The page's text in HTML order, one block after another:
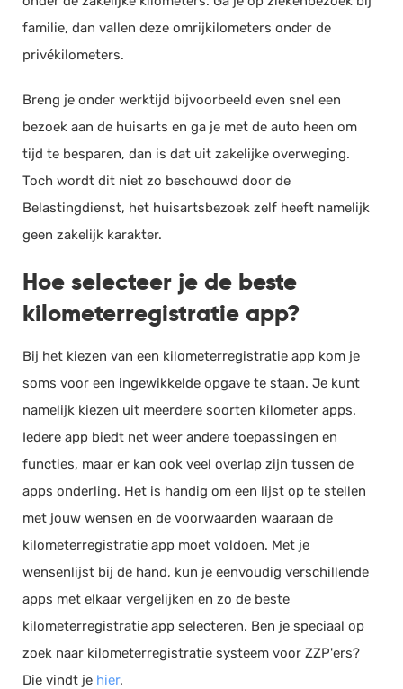
familie, dan vallen deze omrijkilometers onder de
privékilometers.
Breng je onder werktijd bijvoorbeeld even snel een
bezoek aan de huisarts en ga je met de auto heen om
tijd te besparen, dan is dat uit zakelijke overweging.
Toch wordt dit niet zo beschouwd door de
Belastingdienst, het huisartsbezoek zelf heeft namelijk
geen zakelijk karakter.
Hoe selecteer je de beste
kilometerregistratie app?
Bij het kiezen van een kilometerregistratie app kom je
soms voor een ingewikkelde opgave te staan. Je kunt
namelijk kiezen uit meerdere soorten kilometer apps.
Iedere app biedt net weer andere toepassingen en
functies, maar er kan ook veel overlap zijn tussen de
apps onderling. Het is handig om een lijst op te stellen
met jouw wensen en de voorwaarden waaraan de
kilometerregistratie app moet voldoen. Met je
wensenlijst bij de hand, kun je eenvoudig verschillende
apps met elkaar vergelijken en zo de beste
kilometerregistratie app selecteren. Ben je speciaal op
zoek naar kilometerregistratie systeem voor ZZP'ers?
Die vindt je hier.